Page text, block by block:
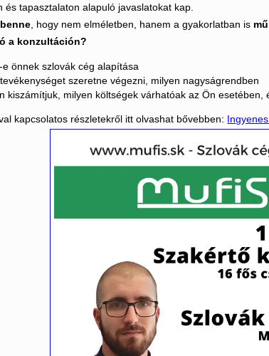
és tapasztalaton alapuló javaslatokat kap.
, hogy nem elméletben, hanem a gyakorlatban is
a konzultáción?
e önnek szlovák cég alapítása
szeretne végezni, milyen nagyságrendben
kiszámítjuk, milyen költségek várhatóak az Ön
kapcsolatos részletekről itt olvashat bővebben: